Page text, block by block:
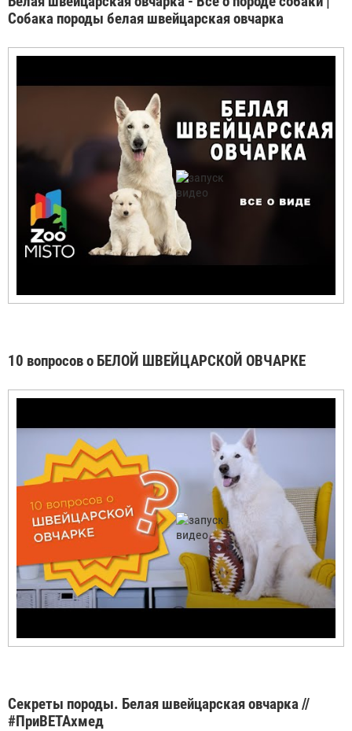
Собака породы белая швейцарская овчарка
10 вопросов о БЕЛОЙ ШВЕЙЦАРСКОЙ ОВЧАРКЕ
Секреты породы. Белая швейцарская овчарка //
#ПриВЕТАхмед